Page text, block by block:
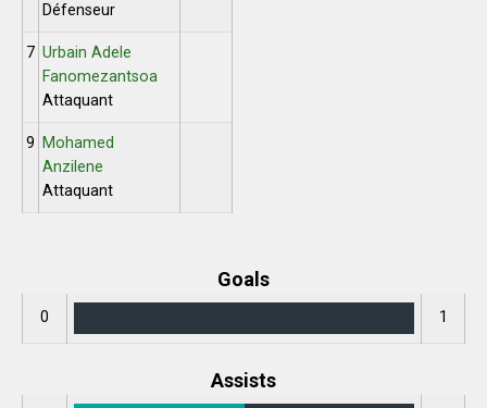
Défenseur
7 Urbain Adele
Fanomezantsoa
Attaquant
9 Mohamed
Anzilene
Attaquant
Goals
0 1
Assists